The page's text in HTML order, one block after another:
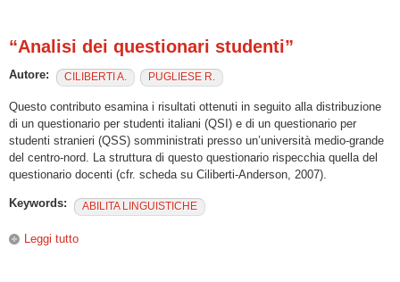
“Analisi dei questionari studenti”
Autore: CILIBERTI A. PUGLIESE R.
Questo contributo esamina i risultati ottenuti in seguito alla distribuzione
di un questionario per studenti italiani (QSI) e di un questionario per
studenti stranieri (QSS) somministrati presso un’università medio-grande
del centro-nord. La struttura di questo questionario rispecchia quella del
questionario docenti (cfr. scheda su Ciliberti-Anderson, 2007).
Keywords: ABILITA LINGUISTICHE
Leggi tutto